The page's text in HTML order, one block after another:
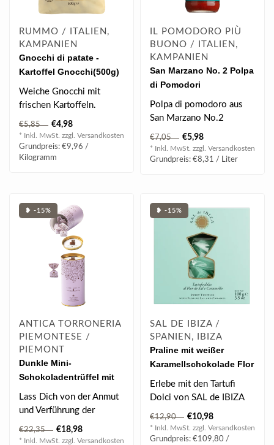
RUMMO / ITALIEN,
KAMPANIEN
Gnocchi di patate -
Kartoffel Gnocchi(500g)
Weiche Gnocchi mit
frischen Kartoffeln.
€5,85 €4,98
* Inkl. MwSt. zzgl. Versandkosten
Grundpreis: €9,96 /
Kilogramm
IL POMODORO PIÙ
BUONO / ITALIEN,
KAMPANIEN
San Marzano No. 2 Polpa
di Pomodori
Tomatenfruchtfleisch
Vintage (720 ml)
Polpa di pomodoro aus
San Marzano No.2
Tomaten
€7,05 €5,98
* Inkl. MwSt. zzgl. Versandkosten
Grundpreis: €8,31 / Liter
❥ -15%
ANTICA TORRONERIA
PIEMONTESE /
PIEMONT
Dunkle Mini-
Schokoladentrüffel mit
Mandeln (160g)
Lass Dich von der Anmut
und Verführung der
„Grace“-Kollektion
erobern und g..
€22,35 €18,98
* Inkl. MwSt. zzgl. Versandkosten
❥ -15%
SAL DE IBIZA /
SPANIEN, IBIZA
Praline mit weißer
Karamellschokolade Flor
de Sal (100 g)
Erlebe mit den Tartufi
Dolci von SAL de IBIZA
ein außergewöhnliches
Geschmacks..
€12,90 €10,98
* Inkl. MwSt. zzgl. Versandkosten
Grundpreis: €109,80 /